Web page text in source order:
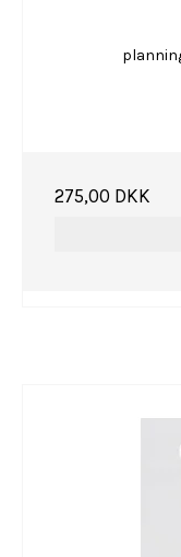
275,00 DKK